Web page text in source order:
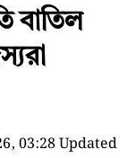
বাতিল
03:28Updated